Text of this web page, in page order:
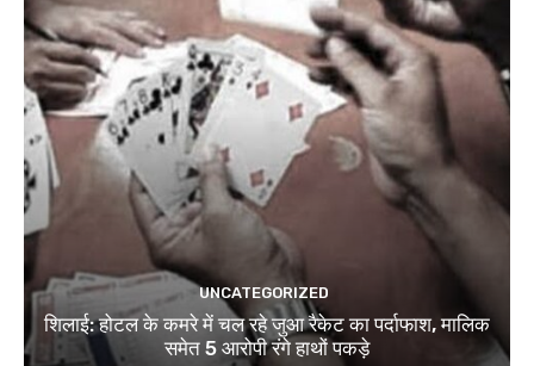
UNCATEGORIZED
शिलाई: होटल के कमरे में चल रहे जुआ रैकेट का पर्दाफाश, मालिक
समेत 5 आरोपी रंगे हाथों पकड़े